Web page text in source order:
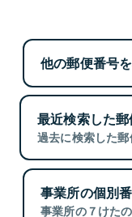
他の郵便番号
最近検索した
過去に検索した郵
事業所の個別
事業所の７けた